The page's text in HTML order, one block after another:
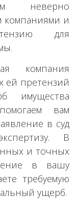
неверно
компаниями и
для
компания
ей претензий
имущества
вам
в суд
В
и точных
в вашу
требуемую
ущерб.